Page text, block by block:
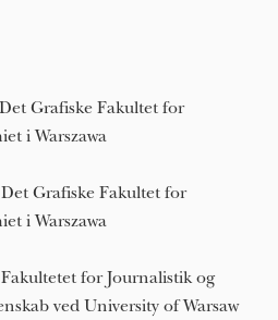
Grafiske Fakultet for
i Warszawa
Grafiske Fakultet for
i Warszawa
for Journalistik og
ved University of Warsaw